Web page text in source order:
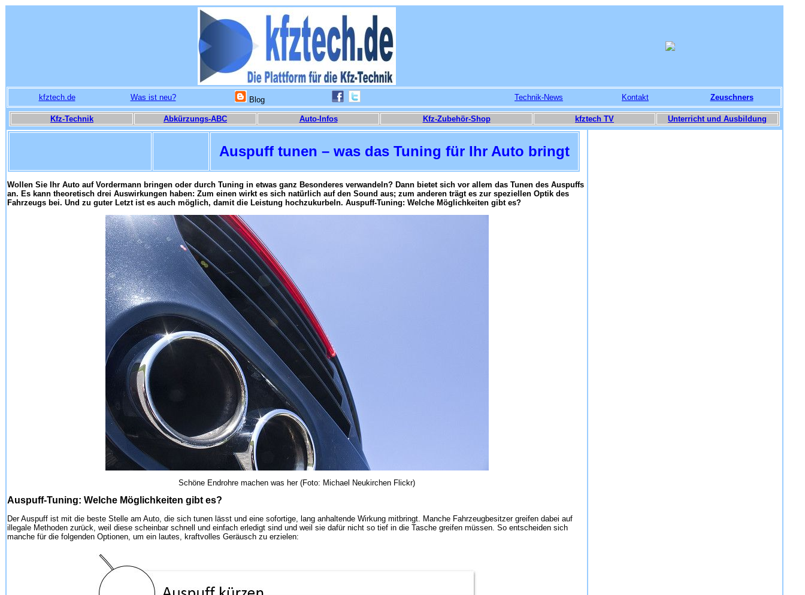
kfztech.de Was ist neu? Blog Technik-News Kontakt Zeuschners
Kfz-Technik Abkürzungs-ABC Auto-Infos Kfz-Zubehör-Shop kfztech TV Unterricht und Ausbildung
Auspuff tunen – was das Tuning für Ihr Auto bringt
Wollen Sie Ihr Auto auf Vordermann bringen oder durch Tuning in etwas ganz Besonderes verwandeln? Dann bietet sich vor allem das Tunen des Auspuffs
an. Es kann theoretisch drei Auswirkungen haben: Zum einen wirkt es sich natürlich auf den Sound aus; zum anderen trägt es zur speziellen Optik des
Fahrzeugs bei. Und zu guter Letzt ist es auch möglich, damit die Leistung hochzukurbeln. Auspuff-Tuning: Welche Möglichkeiten gibt es?
Schöne Endrohre machen was her (Foto: Michael Neukirchen Flickr)
Auspuff-Tuning: Welche Möglichkeiten gibt es?
Der Auspuff ist mit die beste Stelle am Auto, die sich tunen lässt und eine sofortige, lang anhaltende Wirkung mitbringt. Manche Fahrzeugbesitzer greifen dabei auf
illegale Methoden zurück, weil diese scheinbar schnell und einfach erledigt sind und weil sie dafür nicht so tief in die Tasche greifen müssen. So entscheiden sich
manche für die folgenden Optionen, um ein lautes, kraftvolles Geräusch zu erzielen: